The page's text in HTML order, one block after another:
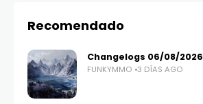
Recomendado
Changelogs 06/08/2026
FUNKYMMO 3 DÍAS AGO